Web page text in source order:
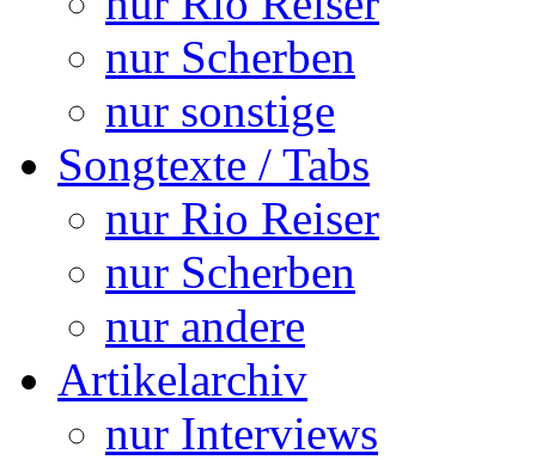
nur Scherben
nur sonstige
Songtexte / Tabs
nur Rio Reiser
nur Scherben
nur andere
Artikelarchiv
nur Interviews